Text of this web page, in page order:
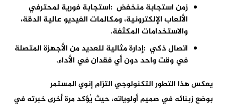
زمن استجابة منخفض :استجابة فورية لمحترفي
الألعاب الإلكترونية، ومكالمات الفيديو عالية الدقة،
والاستخدامات المكثفة.
اتصال ذكي :إدارة مثالية للعديد من الأجهزة المتصلة
في وقت واحد دون أي فقدان في الأداء.
يعكس هذا التطور التكنولوجي التزام إنويالمستمر
بوضعزبنائه في صميم أولوياته، حيث يُؤكد مرة أخرىخبرته في